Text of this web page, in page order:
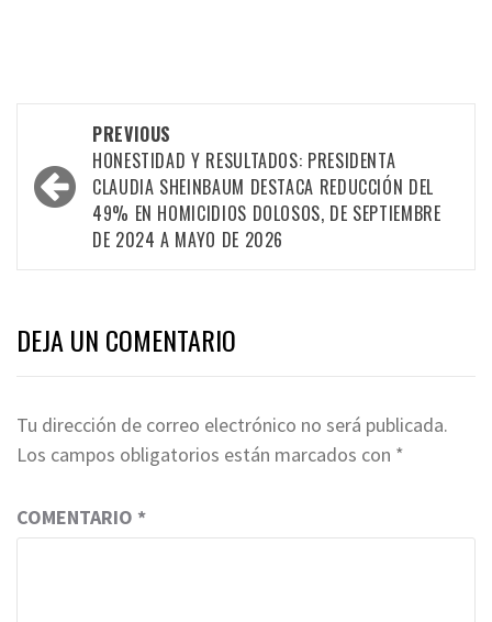
navigation
PREVIOUS
HONESTIDAD Y RESULTADOS: PRESIDENTA
CLAUDIA SHEINBAUM DESTACA REDUCCIÓN DEL
49% EN HOMICIDIOS DOLOSOS, DE SEPTIEMBRE
DE 2024 A MAYO DE 2026
DEJA UN COMENTARIO
Tu dirección de correo electrónico no será publicada.
Los campos obligatorios están marcados con *
COMENTARIO *